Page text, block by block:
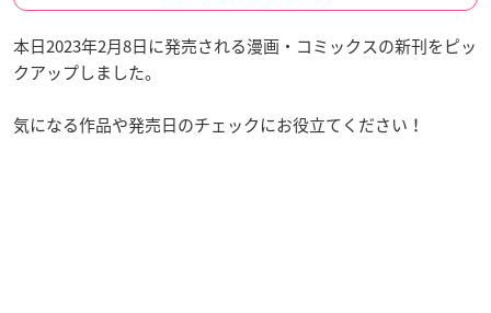
本日2023年2月8日に発売される漫画・コミックスの新刊をピッ
クアップしました。
気になる作品や発売日のチェックにお役立てください！